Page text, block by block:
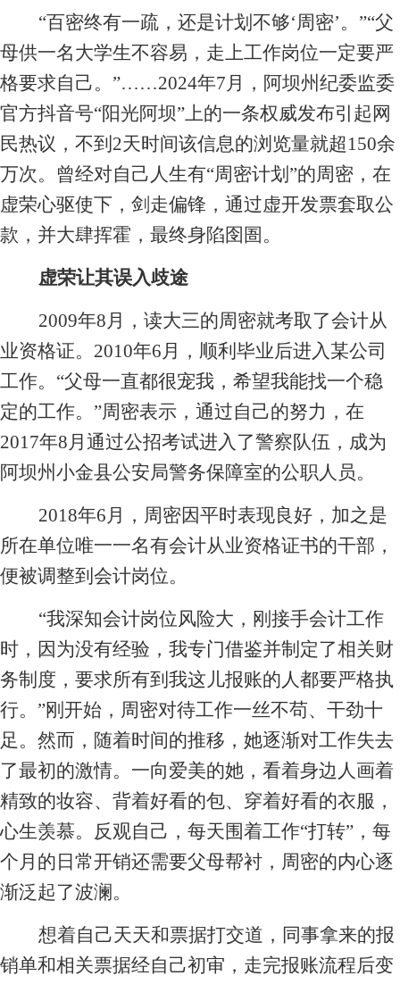
法
治
规
指
标
信
息
系
我
“百密终有一疏，还是计划不够‘周密’。”“父
母供一名大学生不容易，走上工作岗位一定要严
格要求自己。”……2024年7月，阿坝州纪委监委
官方抖音号“阳光阿坝”上的一条权威发布引起网
民热议，不到2天时间该信息的浏览量就超150余
万次。曾经对自己人生有“周密计划”的周密，在
虚荣心驱使下，剑走偏锋，通过虚开发票套取公
款，并大肆挥霍，最终身陷囹圄。
虚荣让其误入歧途
2009年8月，读大三的周密就考取了会计从
业资格证。2010年6月，顺利毕业后进入某公司
工作。“父母一直都很宠我，希望我能找一个稳
定的工作。”周密表示，通过自己的努力，在
2017年8月通过公招考试进入了警察队伍，成为
阿坝州小金县公安局警务保障室的公职人员。
2018年6月，周密因平时表现良好，加之是
所在单位唯一一名有会计从业资格证书的干部，
便被调整到会计岗位。
“我深知会计岗位风险大，刚接手会计工作
时，因为没有经验，我专门借鉴并制定了相关财
务制度，要求所有到我这儿报账的人都要严格执
行。”刚开始，周密对待工作一丝不苟、干劲十
足。然而，随着时间的推移，她逐渐对工作失去
了最初的激情。一向爱美的她，看着身边人画着
精致的妆容、背着好看的包、穿着好看的衣服，
心生羡慕。反观自己，每天围着工作“打转”，每
个月的日常开销还需要父母帮衬，周密的内心逐
渐泛起了波澜。
想着自己天天和票据打交道，同事拿来的报
销单和相关票据经自己初审，走完报账流程后变